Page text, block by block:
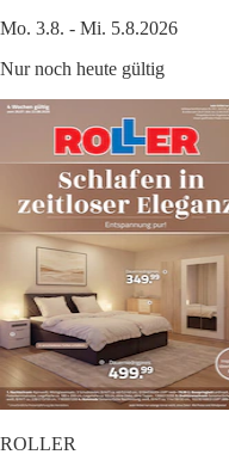
Mo. 3.8. - Mi. 5.8.2026
Nur noch heute gültig
ROLLER